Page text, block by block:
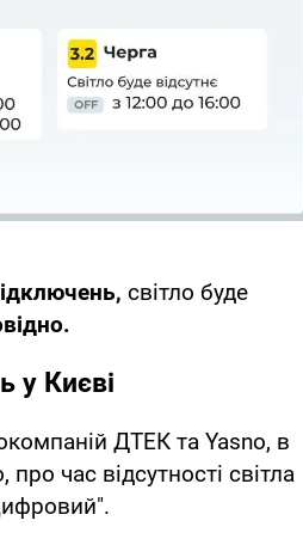
світло буде
у Києві
ДТЕК та Yasno, в
про час відсутності світла